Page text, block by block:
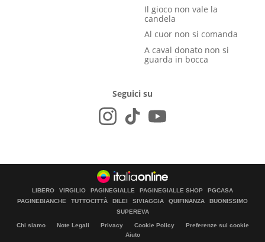
Il gioco non vale la
candela
Al cuor non si comanda
A caval donato non si
guarda in bocca
Seguici su
LIBERO VIRGILIO PAGINEGIALLE PAGINEGIALLE SHOP
PGCASA
PAGINEBIANCHE
TUTTOCITTÀ DILEI SIVIAGGIA QUIFINANZA
BUONISSIMO
SUPEREVA
Chi siamo Note Legali Privacy Cookie Policy
Preferenze sui cookie
Aiuto